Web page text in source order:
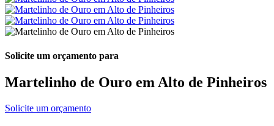
Solicite um orçamento para
Martelinho de Ouro em Alto de Pinheiros
Solicite um orçamento